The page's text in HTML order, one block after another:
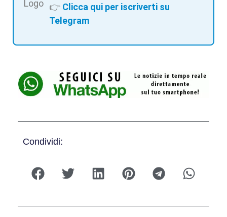
👉 Clicca qui per iscriverti su
Telegram
Condividi: